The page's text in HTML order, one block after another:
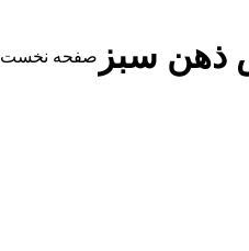
ذهن سبز مکان شما:
صفحه نخست